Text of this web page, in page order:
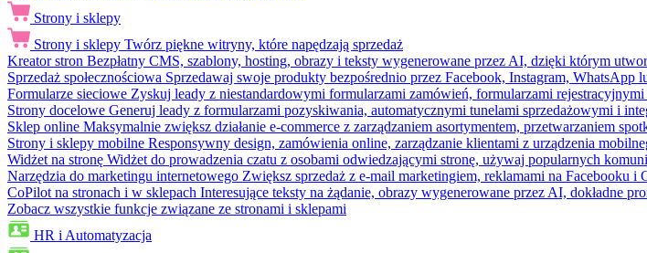
Strony i sklepy
Strony i sklepy Twórz piękne witryny, które napędzają sprzedaż
Kreator stron Bezpłatny CMS, szablony, hosting, obrazy i teksty wygenerowane przez AI, dzięki którym
Sprzedaż społecznościowa Sprzedawaj swoje produkty bezpośrednio przez Facebook, Instagram, WhatsApp
Formularze sieciowe Zyskuj leady z niestandardowymi formularzami zamówień, formularzami
Strony docelowe Generuj leady z formularzami pozyskiwania, automatycznymi tunelami sprzedażowymi i
Sklep online Maksymalnie zwiększ działanie e-commerce z zarządzaniem asortymentem, przetwarzaniem
Strony i sklepy mobilne Responsywny design, zamówienia online, zarządzanie klientami z urządzenia
Widżet na stronę Widżet do prowadzenia czatu z osobami odwiedzającymi stronę, używaj popularnych
Narzędzia do marketingu internetowego Zwiększ sprzedaż z e-mail marketingiem, reklamami na Facebooku
CoPilot na stronach i w sklepach Interesujące teksty na żądanie, obrazy wygenerowane przez AI, dokładne
Zobacz wszystkie funkcje związane ze stronami i sklepami
HR i Automatyzacja